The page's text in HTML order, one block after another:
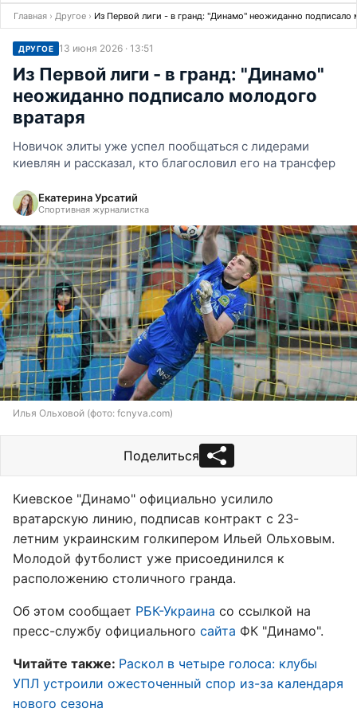
Главная › Другое › Из Первой лиги - в гранд: "Динамо" неожиданно подписало
ДРУГОЕ 13 июня 2026 · 13:51
Из Первой лиги - в гранд: "Динамо"
неожиданно подписало молодого
вратаря
Новичок элиты уже успел пообщаться с лидерами
киевлян и рассказал, кто благословил его на трансфер
Екатерина Урсатий
Спортивная журналистка
Илья Ольховой (фото: fcnyva.com)
Поделиться
Киевское "Динамо" официально усилило
вратарскую линию, подписав контракт с 23-
летним украинским голкипером Ильей Ольховым.
Молодой футболист уже присоединился к
расположению столичного гранда.
Об этом сообщает РБК-Украина со ссылкой на
пресс-службу официального сайта ФК "Динамо".
Читайте также: Раскол в четыре голоса: клубы
УПЛ устроили ожесточенный спор из-за календаря
нового сезона